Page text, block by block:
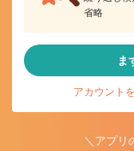
省略
ま
アカウント
＼アプリ